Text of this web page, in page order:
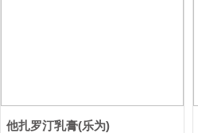
他扎罗汀乳膏(乐为)